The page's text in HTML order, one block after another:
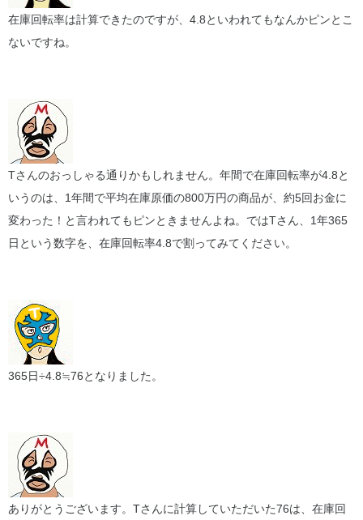
在庫回転率は計算できたのですが、4.8といわれてもなんかピンとこ
ないですね。
Tさんのおっしゃる通りかもしれません。年間で在庫回転率が4.8と
いうのは、1年間で平均在庫原価の800万円の商品が、約5回お金に
変わった！と言われてもピンときませんよね。ではTさん、1年365
日という数字を、在庫回転率4.8で割ってみてください。
365日÷4.8≒76となりました。
ありがとうございます。Tさんに計算していただいた76は、在庫回